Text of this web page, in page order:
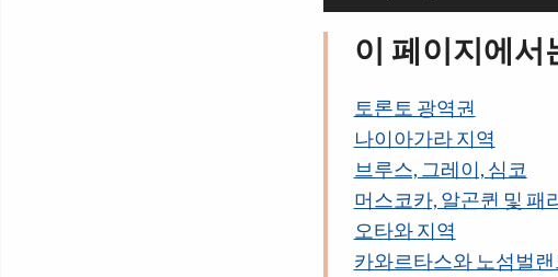
이 페이지에서
토론토 광역권
나이아가라 지역
브루스, 그레이, 심코
머스코카, 알곤퀸 및 패
오타와 지역
카와르타스와 노섬벌랜